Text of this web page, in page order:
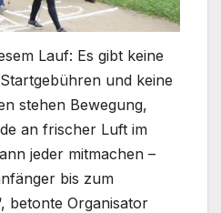
Lauf: Es gibt keine
und keine
stehen Bewegung,
an frischer Luft im
jeder mitmachen –
bis zum
betonte Organisator